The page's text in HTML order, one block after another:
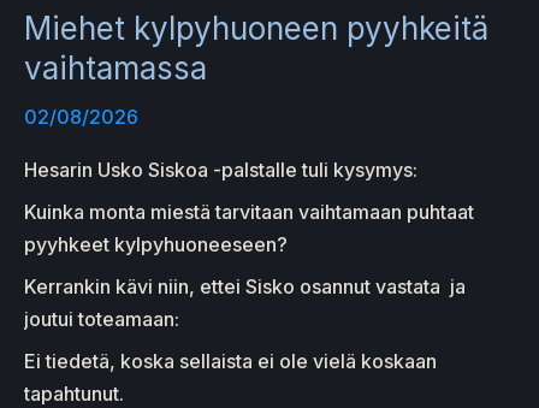
Miehet kylpyhuoneen pyyhkeitä
vaihtamassa
02/08/2026
Hesarin Usko Siskoa -palstalle tuli kysymys:
Kuinka monta miestä tarvitaan vaihtamaan puhtaat
pyyhkeet kylpyhuoneeseen?
Kerrankin kävi niin, ettei Sisko osannut vastata ja
joutui toteamaan:
Ei tiedetä, koska sellaista ei ole vielä koskaan
tapahtunut.